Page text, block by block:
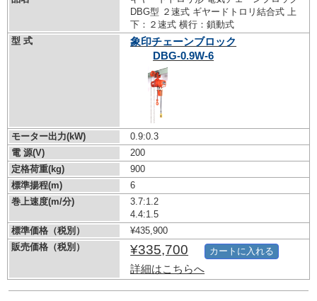
DBG型 ２速式 ギヤードトロリ結合式 上
下：２速式 横行：鎖動式
型 式
象印チェーンブロック
DBG-0.9W-6
モーター出力(kW)
0.9:0.3
電 源(V)
200
定格荷重(kg)
900
標準揚程(m)
6
巻上速度(m/分)
3.7:1.2
4.4:1.5
標準価格（税別）
¥435,900
販売価格（税別）
¥335,700
詳細はこちらへ
カートに入れる